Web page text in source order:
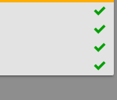



